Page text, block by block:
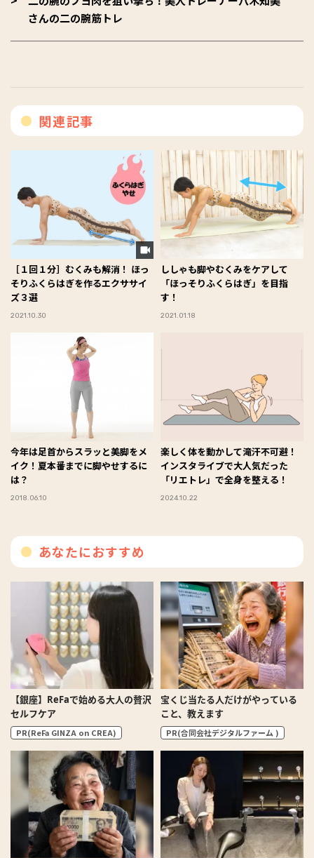
さんの二の腕筋トレ
関連記事
［１回１分］むくみも解消！ ほっ
そりふくらはぎを作るエクササイ
ズ３選
2021.10.30
ししゃも脚やむくみをケアして
「ほっそりふくらはぎ」を目指
す！
2021.01.18
今年は足首からスラッと美脚をメ
イク！夏本番までに脚やせするに
は？
2018.06.10
楽しく体を動かして滝汗不可避！
インスタライブで大人気だった
「リエトレ」で全身を整える！
2024.10.22
あなたにおすすめ
【銀座】ReFaで始める大人の贅沢
セルフケア
PR(ReFa GINZA on CREA)
宝くじ当たる人だけがやっている
こと、教えます
PR(合同会社デジタルファーム )